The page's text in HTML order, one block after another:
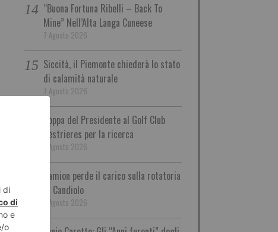
“Buona Fortuna Ribelli – Back To
Mine” Nell’Alta Langa Cuneese
7 Agosto 2026
Siccità, il Piemonte chiederà lo stato
di calamità naturale
7 Agosto 2026
Coppa del Presidente al Golf Club
Sestrieres per la ricerca
7 Agosto 2026
Camion perde il carico sulla rotatoria
di Candiolo
7 Agosto 2026